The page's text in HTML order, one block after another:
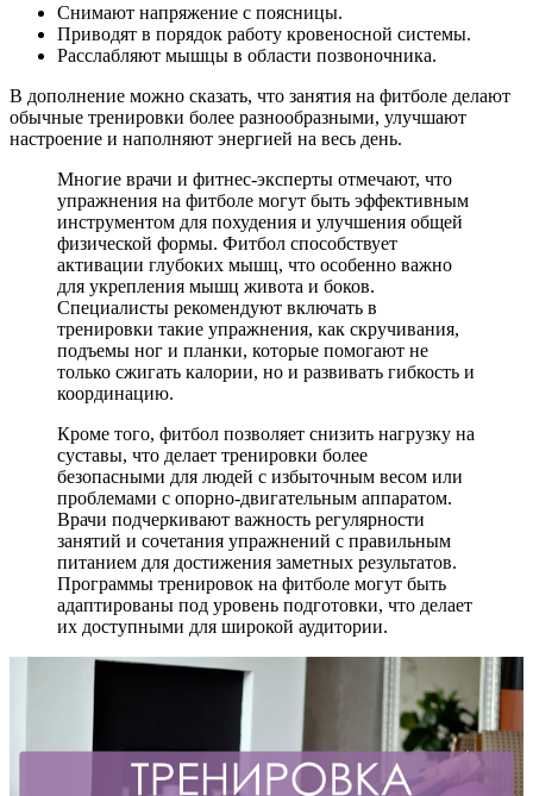
Снимают напряжение с поясницы.
Приводят в порядок работу кровеносной системы.
Расслабляют мышцы в области позвоночника.
В дополнение можно сказать, что занятия на фитболе делают
обычные тренировки более разнообразными, улучшают
настроение и наполняют энергией на весь день.
Многие врачи и фитнес-эксперты отмечают, что
упражнения на фитболе могут быть эффективным
инструментом для похудения и улучшения общей
физической формы. Фитбол способствует
активации глубоких мышц, что особенно важно
для укрепления мышц живота и боков.
Специалисты рекомендуют включать в
тренировки такие упражнения, как скручивания,
подъемы ног и планки, которые помогают не
только сжигать калории, но и развивать гибкость и
координацию.
Кроме того, фитбол позволяет снизить нагрузку на
суставы, что делает тренировки более
безопасными для людей с избыточным весом или
проблемами с опорно-двигательным аппаратом.
Врачи подчеркивают важность регулярности
занятий и сочетания упражнений с правильным
питанием для достижения заметных результатов.
Программы тренировок на фитболе могут быть
адаптированы под уровень подготовки, что делает
их доступными для широкой аудитории.